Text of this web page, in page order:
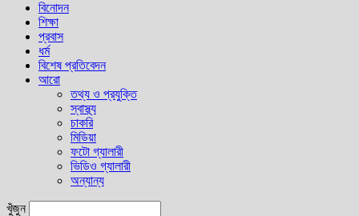
বিনোদন
শিক্ষা
প্রবাস
ধর্ম
বিশেষ প্রতিবেদন
আরো
তথ্য ও প্রযুক্তি
স্বাস্থ্য
চাকরি
মিডিয়া
ফটো গ্যালারী
ভিডিও গ্যালারী
অন্যান্য
খুঁজুন